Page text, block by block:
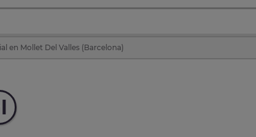
en Mollet Del Valles (Barcelona)